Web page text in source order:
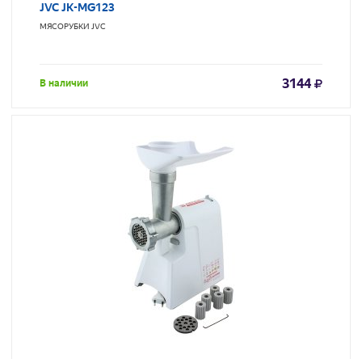
JVC JK-MG123
МЯСОРУБКИ JVC
В наличии 3144